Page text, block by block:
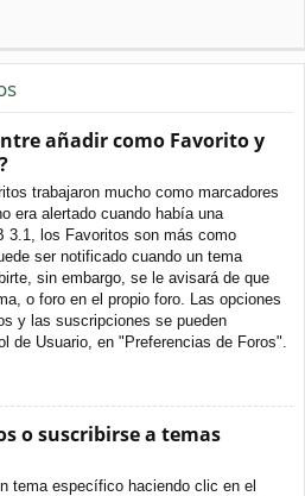
añadir como Favorito y
trabajaron mucho como marcadores
era alertado cuando había una
3.1, los Favoritos son más como
ser notificado cuando un tema
sin embargo, se le avisará de que
o foro en el propio foro. Las opciones
y las suscripciones se pueden
de Usuario, en "Preferencias de Foros".
o suscribirse a temas
tema específico haciendo clic en el